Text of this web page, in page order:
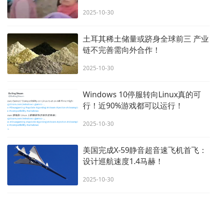
2025-10-30
土耳其稀土储量或跻身全球前三 产业
链不完善需向外合作！
2025-10-30
Windows 10停服转向Linux真的可
行！近90%游戏都可以运行！
2025-10-30
美国完成X-59静音超音速飞机首飞：
设计巡航速度1.4马赫！
2025-10-30